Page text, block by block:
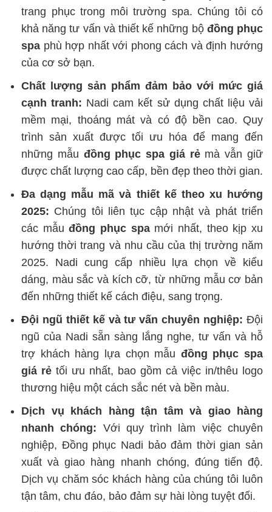
trang phục trong môi trường spa. Chúng tôi có
khả năng tư vấn và thiết kế những bộ đồng phục
spa phù hợp nhất với phong cách và định hướng
của cơ sở bạn.
Chất lượng sản phẩm đảm bảo với mức giá
cạnh tranh: Nadi cam kết sử dụng chất liệu vải
mềm mại, thoáng mát và có độ bền cao. Quy
trình sản xuất được tối ưu hóa để mang đến
những mẫu đồng phục spa giá rẻmà vẫn giữ
được chất lượng cao cấp, bền đẹp theo thời gian.
Đa dạng mẫu mã và thiết kế theo xu hướng
2025: Chúng tôi liên tục cập nhật và phát triển
các mẫuđồng phục spamới nhất, theo kịp xu
hướng thời trang và nhu cầu của thị trường năm
2025. Nadi cung cấp nhiều lựa chọn về kiểu
dáng, màu sắc và kích cỡ, từ những mẫu cơ bản
đến những thiết kế cách điệu, sang trọng.
Đội ngũ thiết kế và tư vấn chuyên nghiệp: Đội
ngũ của Nadi sẵn sàng lắng nghe, tư vấn và hỗ
trợ khách hàng lựa chọn mẫu đồng phục spa
giá rẻ tối ưu nhất, bao gồm cả việc in/thêu logo
thương hiệu một cách sắc nét và bền màu.
Dịch vụ khách hàng tận tâm và giao hàng
nhanh chóng: Với quy trình làm việc chuyên
nghiệp, Đồng phục Nadi bảo đảm thời gian sản
xuất và giao hàng nhanh chóng, đúng tiến độ.
Dịch vụ chăm sóc khách hàng của chúng tôi luôn
tận tâm, chu đáo, bảo đảm sự hài lòng tuyệt đối.